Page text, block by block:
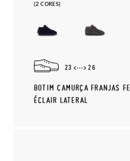
(2 CORES)
23 26
BOTIM CAMURÇA FRANJAS
ÉCLAIR LATERAL